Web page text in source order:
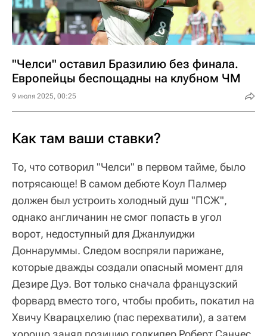
"Челси" оставил Бразилию без финала.
Европейцы беспощадны на клубном ЧМ
9 июля 2025, 00:25
Как там ваши ставки?
То, что сотворил "Челси" в первом тайме, было
потрясающе! В самом дебюте Коул Палмер
должен был устроить холодный душ "ПСЖ",
однако англичанин не смог попасть в угол
ворот, недоступный для Джанлуиджи
Доннаруммы. Следом воспряли парижане,
которые дважды создали опасный момент для
Дезире Дуэ. Вот только сначала французский
форвард вместо того, чтобы пробить, покатил на
Хвичу Кварацхелию (пас перехватили), а затем